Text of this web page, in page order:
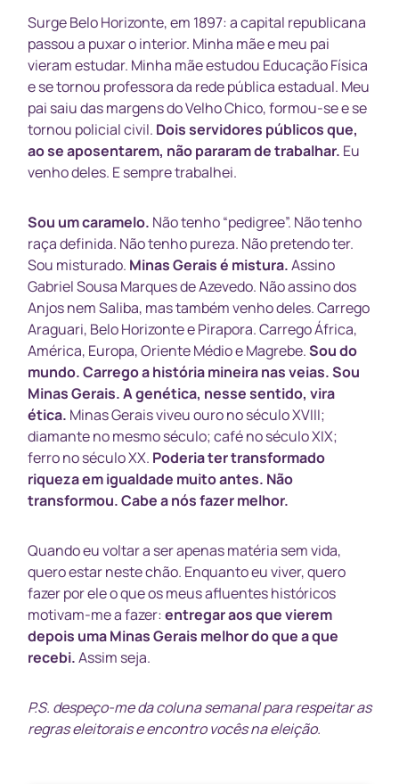
Surge Belo Horizonte, em 1897: a capital republicana
passou a puxar o interior. Minha mãe e meu pai
vieram estudar. Minha mãe estudou Educação Física
e se tornou professora da rede pública estadual. Meu
pai saiu das margens do Velho Chico, formou-se e se
tornou policial civil. Dois servidores públicos que,
ao se aposentarem, não pararam de trabalhar. Eu
venho deles. E sempre trabalhei.
Sou um caramelo. Não tenho “pedigree”. Não tenho
raça definida. Não tenho pureza. Não pretendo ter.
Sou misturado. Minas Gerais é mistura.Assino
Gabriel Sousa Marques de Azevedo. Não assino dos
Anjos nem Saliba, mas também venho deles. Carrego
Araguari, Belo Horizonte e Pirapora. Carrego África,
América, Europa, Oriente Médio e Magrebe.Sou do
mundo. Carrego a história mineira nas veias. Sou
Minas Gerais.A genética, nesse sentido, vira
ética. Minas Gerais viveu ouro no século XVIII;
diamante no mesmo século; café no século XIX;
ferro no século XX. Poderia ter transformado
riqueza em igualdade muito antes. Não
transformou. Cabe a nós fazer melhor.
Quando eu voltar a ser apenas matéria sem vida,
quero estar neste chão. Enquanto eu viver, quero
fazer por ele o que os meus afluentes históricos
motivam-me a fazer:entregar aos que vierem
depois uma Minas Gerais melhor do que a que
recebi.Assim seja.
P.S. despeço-me da coluna semanal para respeitar as
regras eleitorais e encontro vocês na eleição.